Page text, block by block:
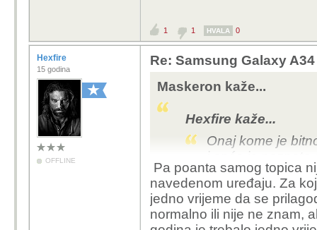
1 1 HVALA 0
Hexfire
15 godina
OFFLINE
Re: Samsung Galaxy A34
Maskeron kaže...
Hexfire kaže...
Onaj kome je
i opće je poznato
možeš donijeti
ga koristiti jedno
koliko vidim,
Sonya s manje
Pa poanta samog topica
navedenom uređaju. Za
jedno vrijeme da se
normalno ili nije ne znam,